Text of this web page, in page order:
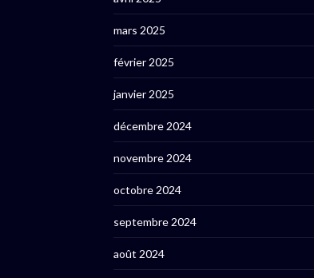
mars 2025
février 2025
janvier 2025
décembre 2024
novembre 2024
octobre 2024
septembre 2024
août 2024